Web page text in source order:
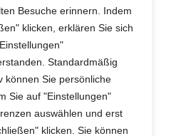
Besuche erinnern. Indem
klicken, erklären Sie sich
Standardmäßig
können Sie persönliche
Sie auf "Einstellungen"
auswählen und erst
klicken. Sie können